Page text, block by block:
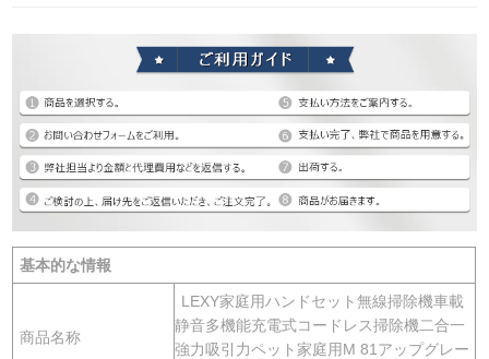
基本的な情報
商品名称
LEXY家庭用ハンドセット無線掃除機車載
静音多機能充電式コードレス掃除機二合一
強力吸引力ペット家庭用M 81アップグレー